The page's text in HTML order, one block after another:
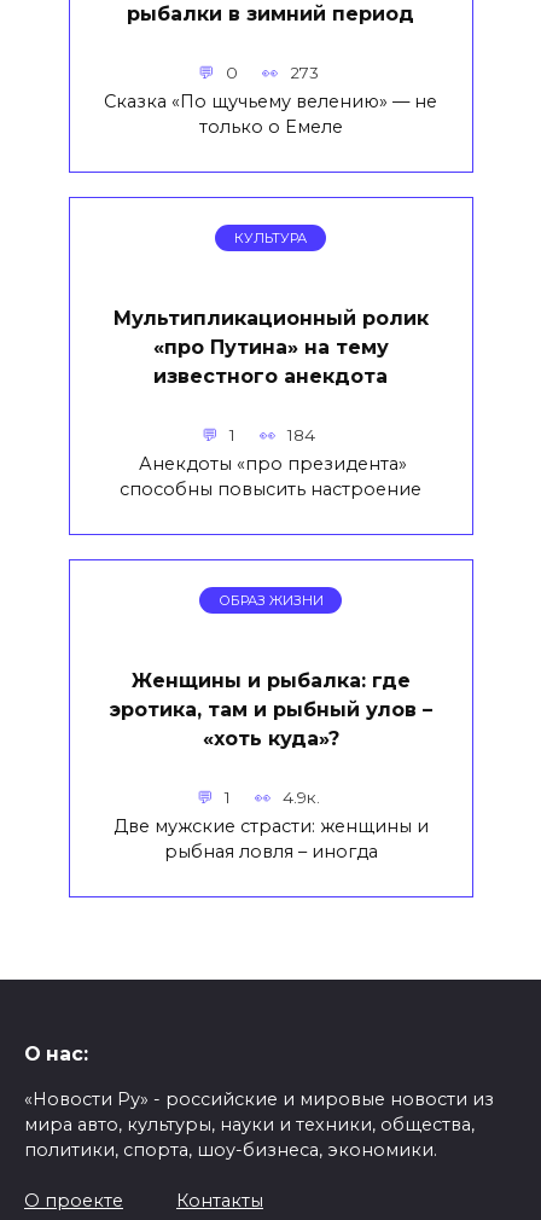
рыбалки в зимний период
0 273
Сказка «По щучьему велению» — не
только о Емеле
КУЛЬТУРА
Мультипликационный ролик
«про Путина» на тему
известного анекдота
1 184
Анекдоты «про президента»
способны повысить настроение
ОБРАЗ ЖИЗНИ
Женщины и рыбалка: где
эротика, там и рыбный улов –
«хоть куда»?
1 4.9к.
Две мужские страсти: женщины и
рыбная ловля – иногда
О нас:
«Новости Ру» - российские и мировые новости из
мира авто, культуры, науки и техники, общества,
политики, спорта, шоу-бизнеса, экономики.
О проекте Контакты